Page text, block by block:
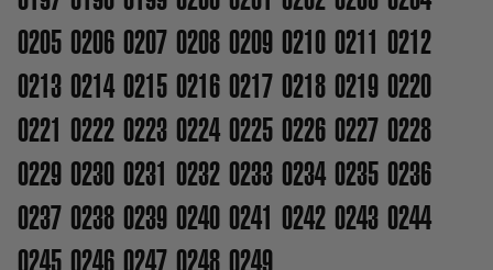
0205 0206 0207 0208 0209 0210 0211 0212
0213 0214 0215 0216 0217 0218 0219 0220
0221 0222 0223 0224 0225 0226 0227 0228
0229 0230 0231 0232 0233 0234 0235 0236
0237 0238 0239 0240 0241 0242 0243 0244
0245 0246 0247 0248 0249